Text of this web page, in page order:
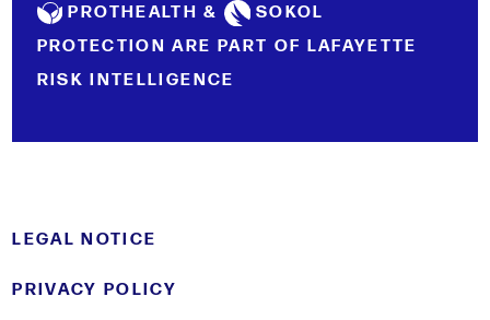
PROTHEALTH &
SOKOL
PROTECTION ARE PART OF LAFAYETTE
RISK INTELLIGENCE
LEGAL NOTICE
PRIVACY POLICY